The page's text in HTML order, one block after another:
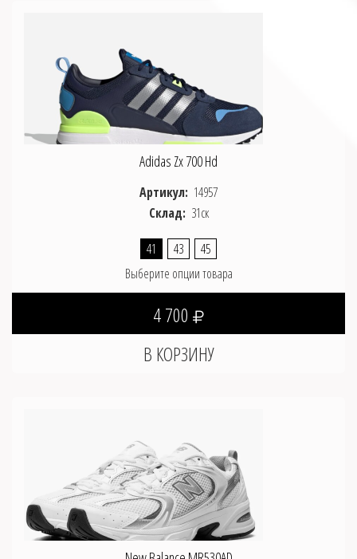
Adidas Zx 700 Hd
Артикул: 14957
Склад: 31ск
41 43
45
Выберите опции товара
4 700